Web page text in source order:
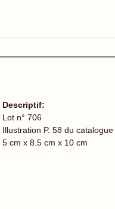
Descriptif:
Lot n° 706
Illustration P. 58 du catalogue
5 cm x 8.5 cm x 10 cm